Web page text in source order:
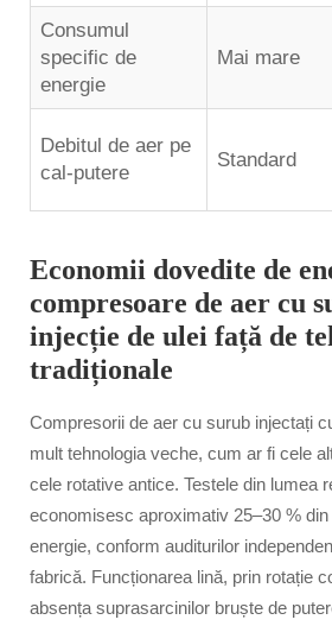
Consumul
specific de
energie
Mai mare
Debitul de aer pe
cal-putere
Standard
Economii dovedite de
compresoare de aer cu
injecție de ulei față de
tradiționale
Compresorii de aer cu surub injectați
mult tehnologia veche, cum ar fi cele
cele rotative antice. Testele din lumea
economisesc aproximativ 25–30 %
energie, conform auditurilor
fabrică. Funcționarea lină, prin rotație
absența suprasarcinilor bruște de